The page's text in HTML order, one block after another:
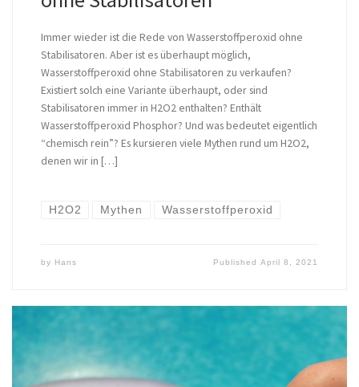
Immer wieder ist die Rede von Wasserstoffperoxid ohne
Stabilisatoren. Aber ist es überhaupt möglich,
Wasserstoffperoxid ohne Stabilisatoren zu verkaufen?
Existiert solch eine Variante überhaupt, oder sind
Stabilisatoren immer in H2O2 enthalten? Enthält
Wasserstoffperoxid Phosphor? Und was bedeutet eigentlich
“chemisch rein”? Es kursieren viele Mythen rund um H2O2,
denen wir in […]
H2O2 Mythen Wasserstoffperoxid
by Hans PublishedApril 8, 2021